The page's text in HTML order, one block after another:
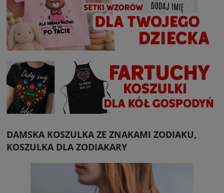
DAMSKA KOSZULKA ZE ZNAKAMI ZODIAKU,
KOSZULKA DLA ZODIAKARY